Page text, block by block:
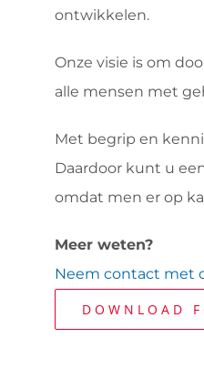
ontwikkelen.
Onze visie is om
alle mensen met
Met begrip en
Daardoor kunt u
omdat men er op
Meer weten?
Neem contact met
DOWNLOAD